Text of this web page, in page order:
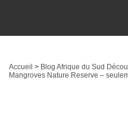
Accueil > Blog Afrique du Sud
Mangroves Nature Reserve –